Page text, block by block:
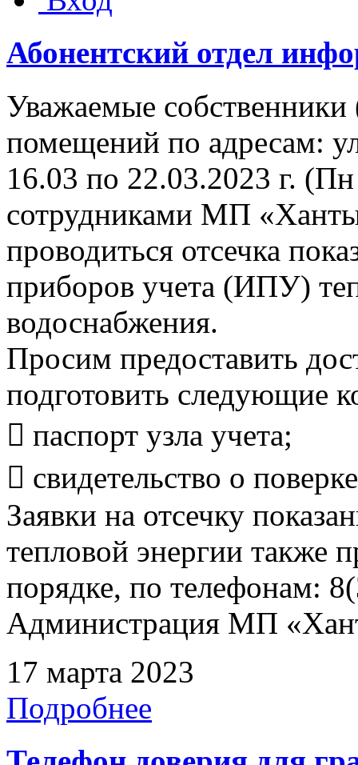
Абонентский отдел
Уважаемые
помещений по адресам:
16.03 по 22.03.2023 г.
сотрудниками МП
проводиться отсечка
приборов учета (ИПУ)
водоснабжения.
Просим предоставить
подготовить следующие
 паспорт узла учета;
 свидетельство о
Заявки на отсечку
тепловой энергии также
порядке, по телефонам:
Администрация МП
17 марта 2023
Подробнее